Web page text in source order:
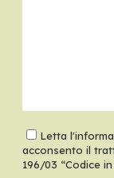
Letta
acconsento il
196/03 “Codice